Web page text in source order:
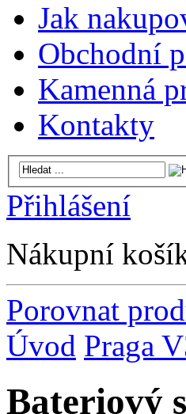
Jak
Obchodní
Kamenná
Kontakty
Přihlášení
Nákupní
Porovnat
Úvod Praga
Bateriový